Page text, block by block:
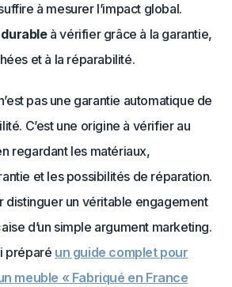
à mesurer l’impact global.
à vérifier grâce à la garantie,
et à la réparabilité.
pas une garantie automatique de
C’est une origine à vérifier au
regardant les matériaux,
et les possibilités de réparation.
distinguer un véritable engagement
d’un simple argument marketing.
préparé un guide complet pour
meuble « Fabriqué en France